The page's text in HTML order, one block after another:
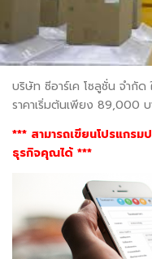
บริษัท ซีอาร์เค โซลูชั่น จำกัด
ราคาเริ่มต้นเพียง 89,000
*** สามารถเขียนโปรแกร
ธุรกิจคุณได้ ***